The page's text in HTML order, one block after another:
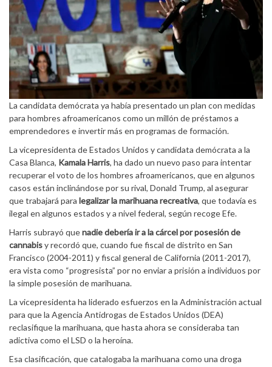
La candidata demócrata ya había presentado un plan con medidas
para hombres afroamericanos como un millón de préstamos a
emprendedores e invertir más en programas de formación.
La vicepresidenta de Estados Unidos y candidata demócrata a la
Casa Blanca, Kamala Harris, ha dado un nuevo paso para intentar
recuperar el voto de los hombres afroamericanos, que en algunos
casos están inclinándose por su rival, Donald Trump, al asegurar
que trabajará para legalizar la marihuana recreativa, que todavía es
ilegal en algunos estados y a nivel federal, según recoge Efe.
Harris subrayó quenadie debería ir a la cárcel por posesión de
cannabisy recordó que, cuando fue fiscal de distrito en San
Francisco (2004-2011) y fiscal general de California (2011-2017),
era vista como “progresista” por no enviar a prisión a individuos por
la simple posesión de marihuana.
La vicepresidenta ha liderado esfuerzos en la Administración actual
para que la Agencia Antidrogas de Estados Unidos (DEA)
reclasifique la marihuana, que hasta ahora se consideraba tan
adictiva como el LSD o la heroína.
Esa clasificación, que catalogaba la marihuana como una droga